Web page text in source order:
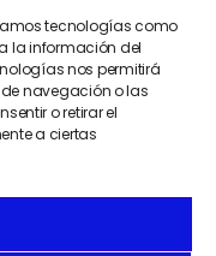
tecnologías como
la información del
nos permitirá
navegación o las
o retirar el
a ciertas